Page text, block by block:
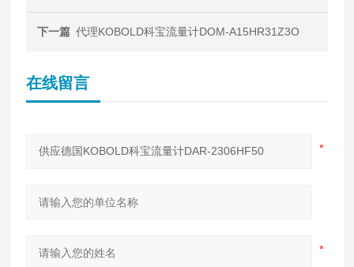
下一篇 代理KOBOLD科宝流量计DOM-A15HR31Z3O
在线留言